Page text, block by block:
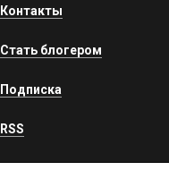
Контакты
Стать блогером
Подписка
RSS